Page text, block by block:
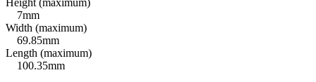
7mm
Width (maximum)
69.85mm
Length (maximum)
100.35mm